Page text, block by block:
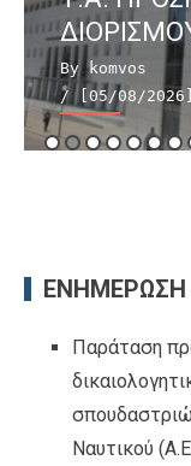
By komvos
/ [05/08/2026]
ΕΝΗΜΕΡΩΣΗ
Παράταση
Ναυτικού